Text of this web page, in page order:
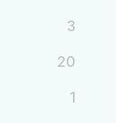
3
20
1